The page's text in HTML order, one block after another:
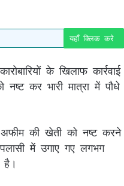
यहाँ क्लिक करे
के खिलाफ कार्रवाई
कर भारी मात्रा में पौधे
की खेती को नष्ट करने
में उगाए गए लगभग